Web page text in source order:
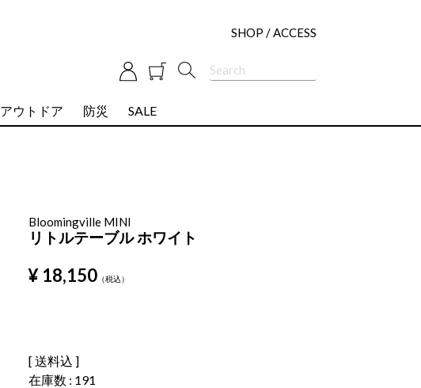
SHOP / ACCESS
アウトドア 防災 SALE
Bloomingville MINI
リトルテーブル ホワイト
¥ 18,150 税込
送料込
在庫数
191